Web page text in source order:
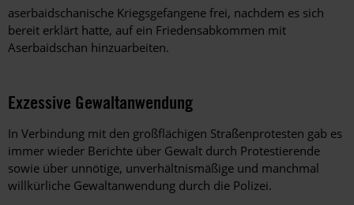
aserbaidschanische Kriegsgefangene frei, nachdem es sich
bereit erklärt hatte, auf ein Friedensabkommen mit
Aserbaidschan hinzuarbeiten.
Exzessive Gewaltanwendung
In Verbindung mit den großflächigen Straßenprotesten gab es
immer wieder Berichte über Gewalt durch Protestierende
sowie über unnötige, unverhältnismäßige und manchmal
willkürliche Gewaltanwendung durch die Polizei.